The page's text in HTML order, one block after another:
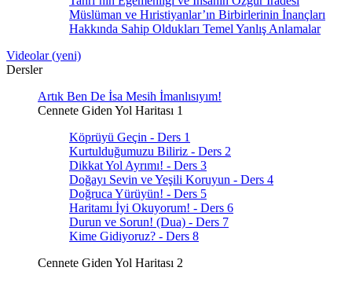
Müslüman ve Hıristiyanlar’ın Birbirlerinin İnançları
Hakkında Sahip Oldukları Temel Yanlış Anlamalar
Videolar (yeni)
Dersler
Artık Ben De İsa Mesih İmanlısıyım!
Cennete Giden Yol Haritası 1
Köprüyü Geçin - Ders 1
Kurtulduğumuzu Biliriz - Ders 2
Dikkat Yol Ayrımı! - Ders 3
Doğayı Sevin ve Yeşili Koruyun - Ders 4
Doğruca Yürüyün! - Ders 5
Haritamı İyi Okuyorum! - Ders 6
Durun ve Sorun! (Dua) - Ders 7
Kime Gidiyoruz? - Ders 8
Cennete Giden Yol Haritası 2